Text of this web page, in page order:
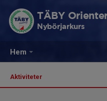
Hem
TÄBY
Nybörjarkurs
Aktiviteter